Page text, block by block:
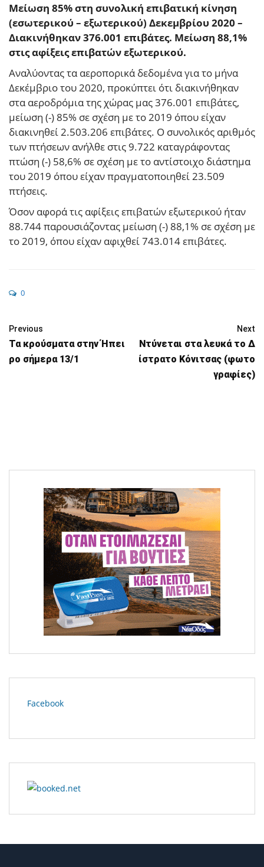
Μείωση 85% στη συνολική επιβατική κίνηση
(εσωτερικού – εξωτερικού) Δεκεμβρίου 2020 –
Διακινήθηκαν 376.001 επιβάτες. Μείωση 88,1%
στις αφίξεις επιβατών εξωτερικού.
Αναλύοντας τα αεροπορικά δεδομένα για το μήνα
Δεκέμβριο του 2020, προκύπτει ότι διακινήθηκαν
στα αεροδρόμια της χώρας μας 376.001 επιβάτες,
μείωση (-) 85% σε σχέση με το 2019 όπου είχαν
διακινηθεί 2.503.206 επιβάτες. Ο συνολικός αριθμός
των πτήσεων ανήλθε στις 9.722 καταγράφοντας
πτώση (-) 58,6% σε σχέση με το αντίστοιχο διάστημα
του 2019 όπου είχαν πραγματοποιηθεί 23.509
πτήσεις.
Όσον αφορά τις αφίξεις επιβατών εξωτερικού ήταν
88.744 παρουσιάζοντας μείωση (-) 88,1% σε σχέση με
το 2019, όπου είχαν αφιχθεί 743.014 επιβάτες.
0
Previous
Τα κρούσματα στην Ήπει
ρο σήμερα 13/1
Next
Ντύνεται στα λευκά το Δ
ίστρατο Κόνιτσας (φωτο
γραφίες)
Facebook